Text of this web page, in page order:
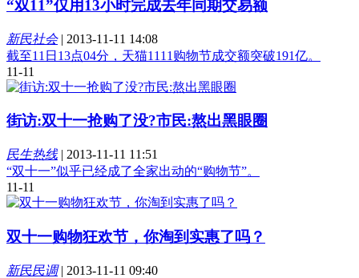
“双11”仅用13小时完成去年同期交易额
新民社会| 2013-11-11 14:08
截至11日13点04分，天猫1111购物节成交额突破191亿。
11-11
街访:双十一抢购了没?市民:熬出黑眼圈
民生热线| 2013-11-11 11:51
“双十一”似乎已经成了全家出动的“购物节”。
11-11
双十一购物狂欢节，你淘到实惠了吗？
新民民调| 2013-11-11 09:40